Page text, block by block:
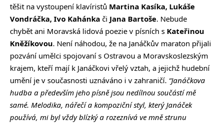
těšit na vystoupení klavíristů Martina Kasíka, Lukáše
Vondráčka, Ivo Kahánka či Jana Bartoše. Nebude
chybět ani Moravská lidová poezie v písních s Kateřinou
Kněžíkovou. Není náhodou, že na Janáčkův maraton přijali
pozvání umělci spojovaní s Ostravou a Moravskoslezským
krajem, kteří mají k Janáčkovi vřelý vztah, a jejichž hudební
umění je v současnosti uznáváno i v zahraničí. “Janáčkova
hudba a především jeho písně jsou nedílnou součástí mě
samé. Melodika, nářečí a kompoziční styl, který Janáček
používá, mi byl vždy blízký a rozeznívá ve mně strunu